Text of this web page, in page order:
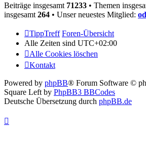
Beiträge insgesamt 71233 • Themen
insgesamt 264 • Unser neuestes Mitglied:
TippTreff Foren-Übersicht
Alle Zeiten sind UTC+02:00
Alle Cookies löschen
Kontakt
Powered by phpBB® Forum Software ©
Square Left by PhpBB3 BBCodes
Deutsche Übersetzung durch phpBB.de